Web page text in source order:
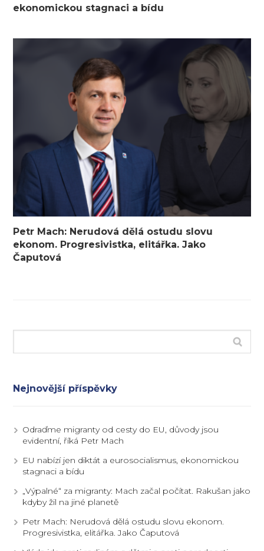
ekonomickou stagnaci a bídu
Petr Mach: Nerudová dělá ostudu slovu
ekonom. Progresivistka, elitářka. Jako
Čaputová
Nejnovější příspěvky
Odraďme migranty od cesty do EU, důvody jsou
evidentní, říká Petr Mach
EU nabízí jen diktát a eurosocialismus, ekonomickou
stagnaci a bídu
„Výpalné“ za migranty: Mach začal počítat. Rakušan jako
kdyby žil na jiné planetě
Petr Mach: Nerudová dělá ostudu slovu ekonom.
Progresivistka, elitářka. Jako Čaputová